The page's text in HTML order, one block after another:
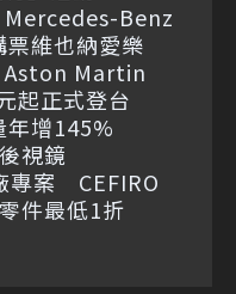
Mercedes-Benz
票維也納愛樂
Aston Martin
起正式登台
年增145%
視鏡
專案 CEFIRO
件最低1折